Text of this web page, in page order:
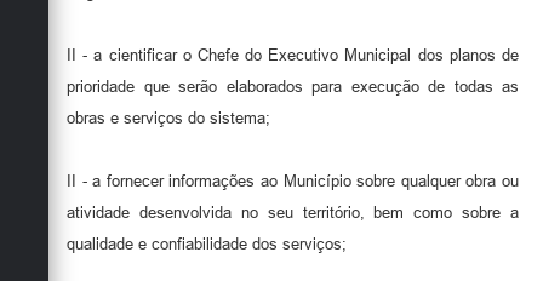
II - a cientificar o Chefe do Executivo Municipal dos planos de
prioridade que serão elaborados para execução de todas as
obras e serviços do sistema;
II - a fornecer informações ao Município sobre qualquer obra ou
atividade desenvolvida no seu território, bem como sobre a
qualidade e confiabilidade dos serviços;